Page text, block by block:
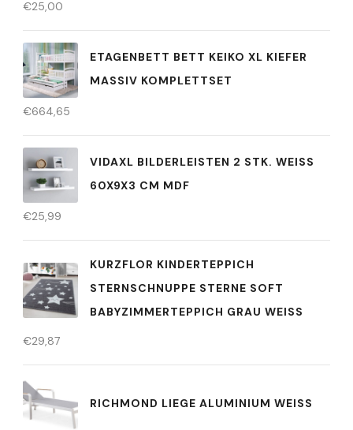
€25,00
ETAGENBETT BETT KEIKO XL KIEFER
MASSIV KOMPLETTSET
€664,65
VIDAXL BILDERLEISTEN 2 STK. WEISS 6
0X9X3 CM MDF
€25,99
KURZFLOR KINDERTEPPICH
STERNSCHNUPPE STERNE SOFT
BABYZIMMERTEPPICH GRAU WEISS
€29,87
RICHMOND LIEGE ALUMINIUM WEISS